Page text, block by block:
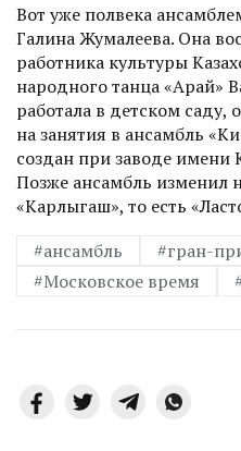
Вот уже полвека
Галина Жумалеева. Она
работника культуры
народного танца «Арай»
работала в детском
на занятия в ансамбль
соз­дан при заводе имени
Позже ансамбль изменил
«Карлыгаш», то есть
#ансамбль
#гран-
#Московское время